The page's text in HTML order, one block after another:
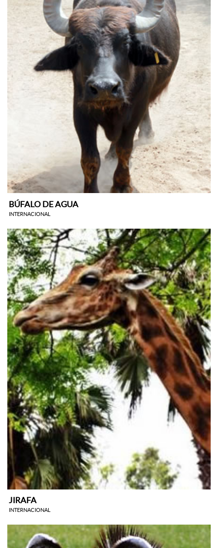
BÚFALO DE AGUA
INTERNACIONAL
JIRAFA
INTERNACIONAL